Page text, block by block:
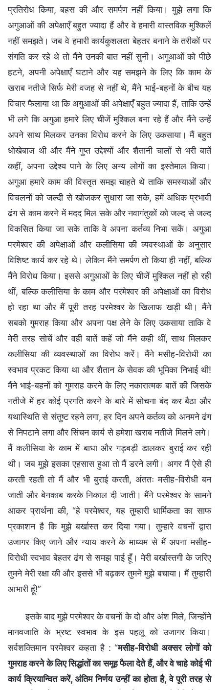
प्रतिरोध किया, बहस की और समर्पण नहीं किया। मुझे लगा कि
अगुआओं की अपेक्षाएँ बहुत ज्यादा हैं और वे हमारी वास्तविक मुश्किलें
नहीं समझते। जब वे हमारी कार्यकुशलता बेहतर बनाने के तरीकों पर
संगति कर रहे थे तो मैंने उनकी बात नहीं सुनी। अगुआओं को पीछे
हटने, अपनी अपेक्षाएँ घटाने और यह समझने के लिए कि काम के
खराब नतीजे सिर्फ मेरी वजह से नहीं थे, मैंने भाई-बहनों के बीच यह
विचार फैलाया था कि अगुआओं की अपेक्षाएँ बहुत ज्यादा हैं, ताकि उन्हें
भी लगे कि अगुआ हमारे लिए चीजें मुश्किल बना रहे हैं और मैंने उन्हें
अपने साथ मिलकर उनका विरोध करने के लिए उकसाया। मैं बहुत
धोखेबाज थी और मैंने गुप्त उद्देश्यों और शैतानी चालों से भरी बातें
कहीं, अपना उद्देश्य पाने के लिए अन्य लोगों का इस्तेमाल किया।
अगुआ हमारे काम की विस्तृत समझ चाहते थे ताकि समस्याओं और
विचलनों को जल्दी से खोजकर सुधारा जा सके, हमें अधिक प्रभावी
ढंग से काम करने में मदद मिल सके और नवागंतुकों को जल्द से जल्द
विकसित किया जा सके ताकि वे अपना कर्तव्य निभा सकें। अगुआ
परमेश्वर की अपेक्षाओं और कलीसिया की व्यवस्थाओं के अनुसार
विशिष्ट कार्य कर रहे थे। लेकिन मैंने समर्पण तो किया ही नहीं, बल्कि
मैंने विरोध किया। इससे अगुआओं के लिए चीजें मुश्किल नहीं हो रही
थीं, बल्कि कलीसिया के काम और परमेश्वर की अपेक्षाओं का विरोध
हो रहा था और मैं पूरी तरह परमेश्वर के खिलाफ खड़ी थी। मैंने
सबको गुमराह किया और अपना पक्ष लेने के लिए उकसाया ताकि वे
मेरी तरह सोचें और वही बातें कहें जो मैंने कही थीं, साथ मिलकर
कलीसिया की व्यवस्थाओं का विरोध करें। मैंने मसीह-विरोधी का
स्वभाव प्रकट किया था और शैतान के सेवक की भूमिका निभाई थी!
मैंने भाई-बहनों को गुमराह करने के लिए नकारात्मक बातें की जिसके
नतीजे में हर कोई प्रगति करने के बारे में सोचना बंद कर बैठा और
यथास्थिति से संतुष्ट रहने लगा, हर दिन अपने कर्तव्य को अनमने ढंग
से निपटाने लगा और सिंचन कार्य से हमेशा खराब नतीजे मिलने लगे।
मैं कलीसिया के काम में बाधा और गड़बड़ी डालकर बुराई कर रही
थी। जब मुझे इसका एहसास हुआ तो मैं डरने लगी। अगर मैं ऐसे ही
करती रहती तो मैं और भी बुराई करती, अंततः मसीह-विरोधी बन
जाती और बेनकाब करके निकाल दी जाती। मैंने परमेश्वर के सामने
आकर प्रार्थना की, “हे परमेश्वर, यह तुम्हारी धार्मिकता का साफ
प्रकाशन है कि मुझे बर्खास्त कर दिया गया। तुम्हारे वचनों द्वारा
उजागर किए जाने और न्याय करने के माध्यम से मैं अपना मसीह-
विरोधी स्वभाव बेहतर ढंग से समझ पाई हूँ। मेरी बर्खास्तगी के जरिए
तुमने मेरी रक्षा की और इससे भी बढ़कर तुमने मुझे बचाया। मैं तुम्हारी
आभारी हूँ!”
इसके बाद मुझे परमेश्वर के वचनों के दो और अंश मिले, जिन्होंने
मानवजाति के भ्रष्ट स्वभाव के इस पहलू को उजागर किया।
सर्वशक्तिमान परमेश्वर कहता है : “मसीह-विरोधी अक्सर लोगों को
गुमराह करने के लिए सिद्धांतों का समूह फैला देते हैं, और वे चाहे कोई भी
कार्य क्रियान्वित करें, अंतिम निर्णय उन्हीं का होता है, वे पूरी तरह से